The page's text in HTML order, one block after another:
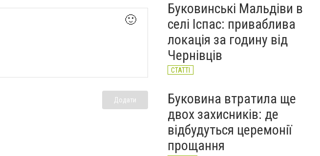
🙂
Додати
зафіксували новий
історичний температурний
максимум
НОВИНИ
Буковинські Мальдіви в
селі Іспас: приваблива
локація за годину від
Чернівців
СТАТТІ
Буковина втратила ще
двох захисників: де
відбудуться церемонії
прощання